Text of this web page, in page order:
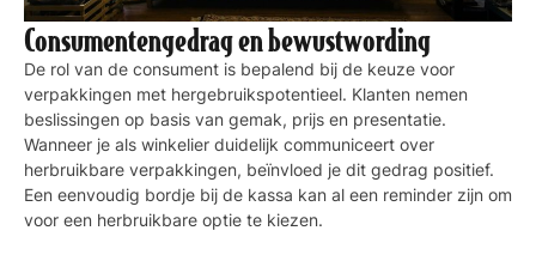
Consumentengedrag en bewustwording
De rol van de consument is bepalend bij de keuze voor
verpakkingen met hergebruikspotentieel. Klanten nemen
beslissingen op basis van gemak, prijs en presentatie.
Wanneer je als winkelier duidelijk communiceert over
herbruikbare verpakkingen, beïnvloed je dit gedrag positief.
Een eenvoudig bordje bij de kassa kan al een reminder zijn om
voor een herbruikbare optie te kiezen.